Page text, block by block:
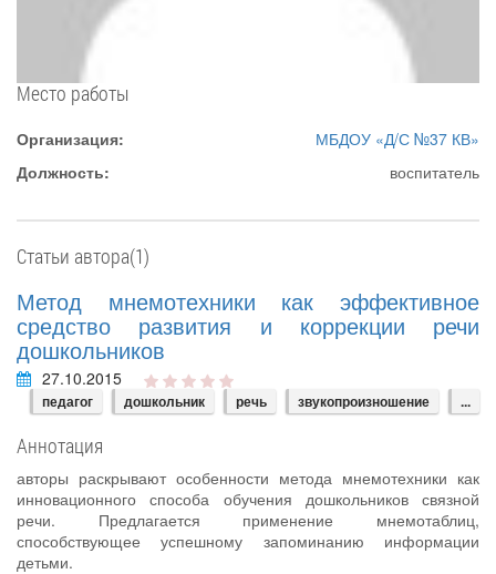
Место работы
Организация:
МБДОУ «Д/С №37 КВ»
Должность:
воспитатель
Статьи автора(1)
Метод мнемотехники как эффективное
средство развития и коррекции речи
дошкольников
27.10.2015
педагог дошкольник речь звукопроизношение ...
Аннотация
авторы раскрывают особенности метода мнемотехники как
инновационного способа обучения дошкольников связной
речи. Предлагается применение мнемотаблиц,
способствующее успешному запоминанию информации
детьми.